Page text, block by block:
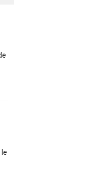
le